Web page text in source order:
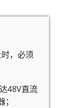
，必须
48V直流